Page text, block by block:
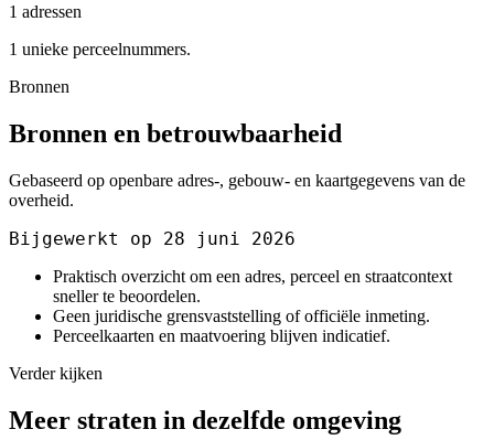
1 adressen
1 unieke perceelnummers.
Bronnen
Bronnen en betrouwbaarheid
Gebaseerd op openbare adres-, gebouw- en kaartgegevens van de
overheid.
Bijgewerkt op 28 juni 2026
Praktisch overzicht om een adres, perceel en straatcontext
sneller te beoordelen.
Geen juridische grensvaststelling of officiële inmeting.
Perceelkaarten en maatvoering blijven indicatief.
Verder kijken
Meer straten in dezelfde omgeving